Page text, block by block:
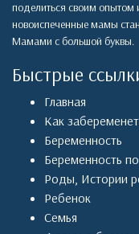
поделиться своим опытом
новоиспеченные мамы
Мамами с большой буквы.
Быстрые
Главная
Как
Беременность
Беременность
Роды, Истории
Ребенок
Семья